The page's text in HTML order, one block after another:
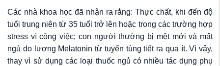
Các nhà khoa học đã nhận ra rằng: Thực chất, khi đến độ
tuổi trung niên từ 35 tuổi trở lên hoặc trong các trường hợp
stress vì công việc; con người thường bị mệt mởi và mất
ngủ do lượng Melatonin từ tuyến tùng tiết ra qua ít. Vì vậy,
thay vì sử dụng các loại thuốc ngủ có nhiều tác dụng phụ